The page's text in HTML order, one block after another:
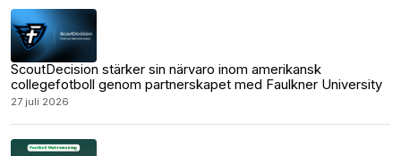
ScoutDecision stärker sin närvaro inom amerikansk
collegefotboll genom partnerskapet med Faulkner University
27 juli 2026